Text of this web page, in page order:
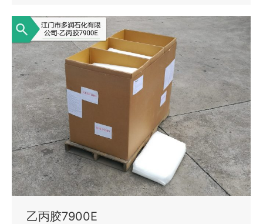
乙丙胶7900E